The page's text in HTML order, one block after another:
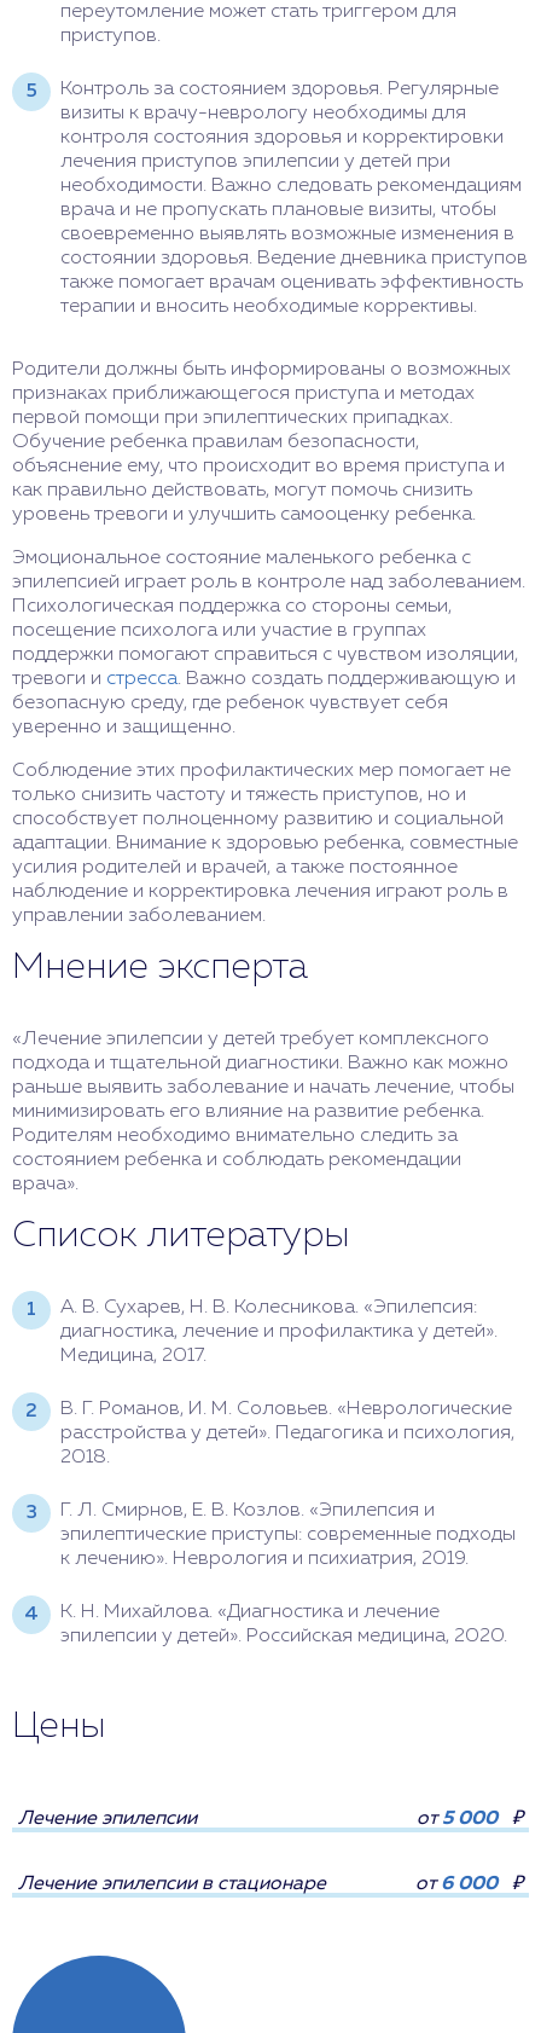
переутомление может стать триггером для
приступов.
Контроль за состоянием здоровья. Регулярные
визиты к врачу-неврологу необходимы для
контроля состояния здоровья и корректировки
лечения приступов эпилепсии у детей при
необходимости. Важно следовать рекомендациям
врача и не пропускать плановые визиты, чтобы
своевременно выявлять возможные изменения в
состоянии здоровья. Ведение дневника приступов
также помогает врачам оценивать эффективность
терапии и вносить необходимые коррективы.
Родители должны быть информированы о возможных
признаках приближающегося приступа и методах
первой помощи при эпилептических припадках.
Обучение ребенка правилам безопасности,
объяснение ему, что происходит во время приступа и
как правильно действовать, могут помочь снизить
уровень тревоги и улучшить самооценку ребенка.
Эмоциональное состояние маленького ребенка с
эпилепсией играет роль в контроле над заболеванием.
Психологическая поддержка со стороны семьи,
посещение психолога или участие в группах
поддержки помогают справиться с чувством изоляции,
тревоги и стресса. Важно создать поддерживающую и
безопасную среду, где ребенок чувствует себя
уверенно и защищенно.
Соблюдение этих профилактических мер помогает не
только снизить частоту и тяжесть приступов, но и
способствует полноценному развитию и социальной
адаптации. Внимание к здоровью ребенка, совместные
усилия родителей и врачей, а также постоянное
наблюдение и корректировка лечения играют роль в
управлении заболеванием.
Мнение эксперта
«Лечение эпилепсии у детей требует комплексного
подхода и тщательной диагностики. Важно как можно
раньше выявить заболевание и начать лечение, чтобы
минимизировать его влияние на развитие ребенка.
Родителям необходимо внимательно следить за
состоянием ребенка и соблюдать рекомендации
врача».
Список литературы
А. В. Сухарев, Н. В. Колесникова. «Эпилепсия:
диагностика, лечение и профилактика у детей».
Медицина, 2017.
В. Г. Романов, И. М. Соловьев. «Неврологические
расстройства у детей». Педагогика и психология,
2018.
Г. Л. Смирнов, Е. В. Козлов. «Эпилепсия и
эпилептические приступы: современные подходы
к лечению». Неврология и психиатрия, 2019.
К. Н. Михайлова. «Диагностика и лечение
эпилепсии у детей». Российская медицина, 2020.
Цены
Лечение эпилепсии от5 000 ₽
Лечение эпилепсии в стационаре от6 000 ₽